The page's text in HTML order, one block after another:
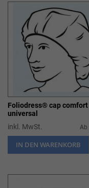
Foliodress® cap comfort
universal
inkl. MwSt.
Ab
IN DEN WARENKORB